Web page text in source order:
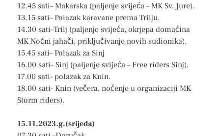
12.45 sati– Makarska (paljenje svijeća – MK Sv. Jure).
13.15 sati– Polazak karavane prema Trilju.
14.30 sati–Trilj (paljenje svijeća, okrjepa domaćina
MK Noćni jahači, priključivanje novih sudionika).
15.45 sati– Polazak za Sinj
16.00 sati– Sinj (paljenje svijeća – Free riders Sinj).
17.00 sati- polazak za Knin.
18.00 sati- Knin (večera, noćenje u organizaciji MK
Storm riders).
15.11.2023.g.(srijeda)